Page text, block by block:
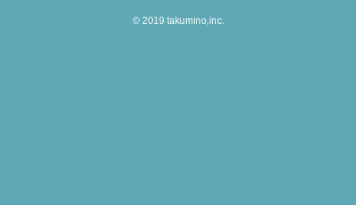
© 2019 takumino,inc.